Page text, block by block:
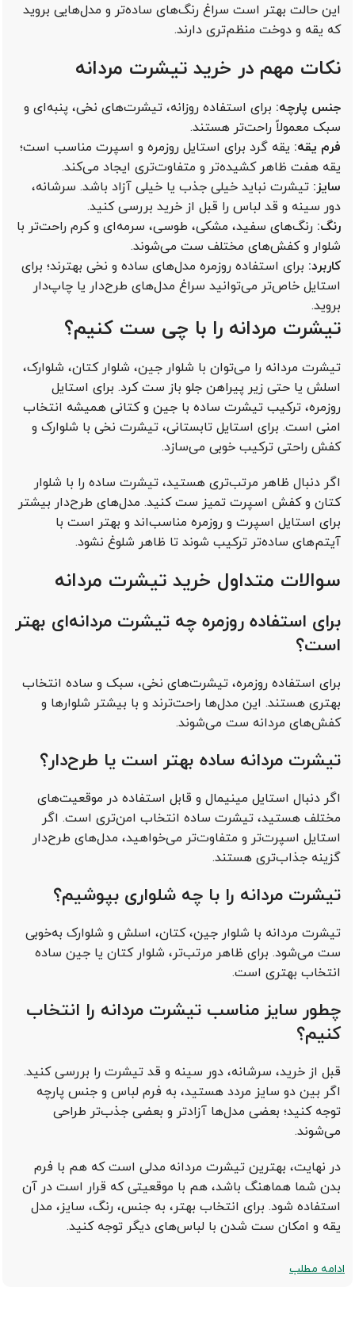
این حالت بهتر است سراغ رنگ‌های ساده‌تر و مدل‌هایی بروید
که یقه و دوخت منظم‌تری دارند.
نکات مهم در خرید تیشرت مردانه
جنس پارچه: برای استفاده روزانه، تیشرت‌های نخی، پنبه‌ای و
سبک معمولاً راحت‌تر هستند.
فرم یقه: یقه گرد برای استایل روزمره و اسپرت مناسب است؛
یقه هفت ظاهر کشیده‌تر و متفاوت‌تری ایجاد می‌کند.
سایز: تیشرت نباید خیلی جذب یا خیلی آزاد باشد. سرشانه،
دور سینه و قد لباس را قبل از خرید بررسی کنید.
رنگ: رنگ‌های سفید، مشکی، طوسی، سرمه‌ای و کرم راحت‌تر با
شلوار و کفش‌های مختلف ست می‌شوند.
کاربرد: برای استفاده روزمره مدل‌های ساده و نخی بهترند؛ برای
استایل خاص‌تر می‌توانید سراغ مدل‌های طرح‌دار یا چاپ‌دار
بروید.
تیشرت مردانه را با چی ست کنیم؟
تیشرت مردانه را می‌توان با شلوار جین، شلوار کتان، شلوارک،
اسلش یا حتی زیر پیراهن جلو باز ست کرد. برای استایل
روزمره، ترکیب تیشرت ساده با جین و کتانی همیشه انتخاب
امنی است. برای استایل تابستانی، تیشرت نخی با شلوارک و
کفش راحتی ترکیب خوبی می‌سازد.
اگر دنبال ظاهر مرتب‌تری هستید، تیشرت ساده را با شلوار
کتان و کفش اسپرت تمیز ست کنید. مدل‌های طرح‌دار بیشتر
برای استایل اسپرت و روزمره مناسب‌اند و بهتر است با
آیتم‌های ساده‌تر ترکیب شوند تا ظاهر شلوغ نشود.
سوالات متداول خرید تیشرت مردانه
برای استفاده روزمره چه تیشرت مردانه‌ای بهتر
است؟
برای استفاده روزمره، تیشرت‌های نخی، سبک و ساده انتخاب
بهتری هستند. این مدل‌ها راحت‌ترند و با بیشتر شلوارها و
کفش‌های مردانه ست می‌شوند.
تیشرت مردانه ساده بهتر است یا طرح‌دار؟
اگر دنبال استایل مینیمال و قابل استفاده در موقعیت‌های
مختلف هستید، تیشرت ساده انتخاب امن‌تری است. اگر
استایل اسپرت‌تر و متفاوت‌تر می‌خواهید، مدل‌های طرح‌دار
گزینه جذاب‌تری هستند.
تیشرت مردانه را با چه شلواری بپوشیم؟
تیشرت مردانه با شلوار جین، کتان، اسلش و شلوارک به‌خوبی
ست می‌شود. برای ظاهر مرتب‌تر، شلوار کتان یا جین ساده
انتخاب بهتری است.
چطور سایز مناسب تیشرت مردانه را انتخاب
کنیم؟
قبل از خرید، سرشانه، دور سینه و قد تیشرت را بررسی کنید.
اگر بین دو سایز مردد هستید، به فرم لباس و جنس پارچه
توجه کنید؛ بعضی مدل‌ها آزادتر و بعضی جذب‌تر طراحی
می‌شوند.
در نهایت، بهترین تیشرت مردانه مدلی است که هم با فرم
بدن شما هماهنگ باشد، هم با موقعیتی که قرار است در آن
استفاده شود. برای انتخاب بهتر، به جنس، رنگ، سایز، مدل
یقه و امکان ست شدن با لباس‌های دیگر توجه کنید.
ادامه مطلب